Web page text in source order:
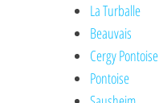
La Turballe
Beauvais
Cergy Pontoise
Pontoise